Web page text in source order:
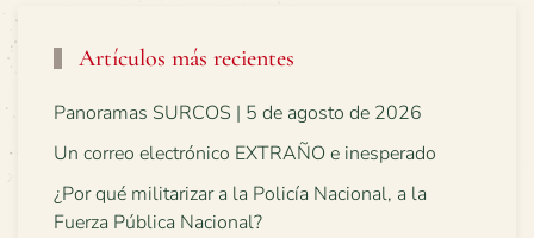
Artículos más recientes
Panoramas SURCOS | 5 de agosto de 2026
Un correo electrónico EXTRAÑO e inesperado
¿Por qué militarizar a la Policía Nacional, a la
Fuerza Pública Nacional?